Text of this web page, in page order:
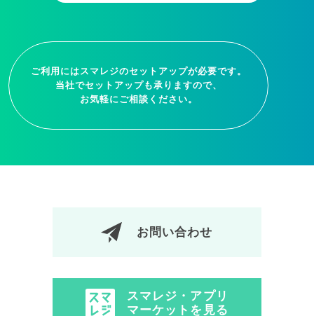
ご利用にはスマレジのセットアップが必要です。
当社でセットアップも承りますので、
お気軽にご相談ください。
お問い合わせ
スマレジ・アプリ
マーケットを見る